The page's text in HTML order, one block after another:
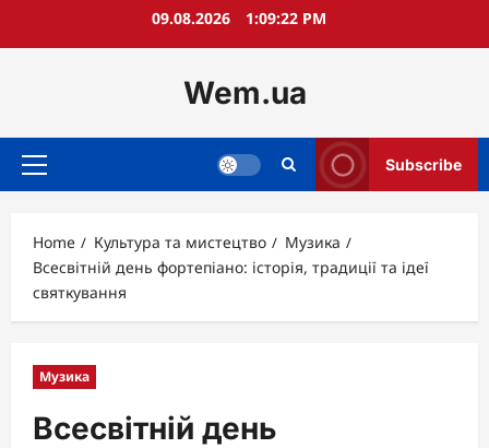
09.08.2026 1:09:23 PM
Wem.ua
Primary
Subscribe
Home Культура та мистецтво
Музика
Всесвітній день фортепіано: історія, традиції та ідеї
святкування
Музика
Всесвітній день